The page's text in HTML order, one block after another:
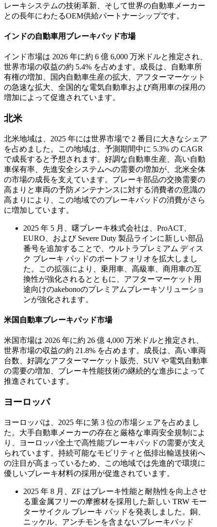
レーキシステムの技術革新、そして世界の自動車メーカー
との長年にわたるOEM供給パートナーシップです。
インドの自動車用ブレーキパッド市場
インド市場は 2026 年に約 6 億 6,000 万米ドルと推定され、
世界市場の収益の約 5.4% を占めます。成長は、自動車所
有権の増加、国内自動車生産の拡大、アフターマーケット
の急速な拡大、全国的な電気自動車および商用車の採用の
増加によって促進されています。
北米
北米地域は、2025 年には世界市場で 2 番目に大きなシェア
を占めました。この地域は、予測期間中に 5.3% の CAGR
で成長すると予想されます。好調な自動車生産、高い自動
車保有率、先進安全システムへの需要の増加が、北米全体
の市場の成長を支えています。ブレーキ部品の交換需要の
高まりと車両の予防メンテナンスに対する消費者の意識の
高まりにより、この地域でのブレーキパッドの消費がさら
に増加し​​ています。
2025 年 5 月、曙ブレーキ株式会社は、ProACT、
EURO、および Severe Duty 製品ラインに新しい部品
番号を追加することで、ウルトラプレミアム ディス
ク ブレーキ パッドのポートフォリオを拡大しまし
た。この拡張により、乗用車、高級車、商用車の互
換性が強化されるとともに、アフターマーケット用
途向けのakebonoのプレミアムブレーキソリューショ
ンが強化されます。
米国自動車ブレーキパッド市場
米国市場は 2026 年に約 26 億 4,000 万米ドルと推定され、
世界市場の収益の約 21.8% を占めます。成長は、高い車両
台数、好調なアフターマーケット販売、SUV や電気自動車
の需要の増加、ブレーキ性能技術の継続的な進歩によって
推進されています。
ヨーロッパ
ヨーロッパは、2025 年に第 3 位の市場シェアを占めまし
た。大手自動車メーカーの存在と厳格な車両安全規制によ
り、ヨーロッパ全土で高性能ブレーキパッドの需要が支え
られています。持続可能なモビリティと低排出輸送技術へ
の注目が高まっているため、この地域では先進的で環境に
優しいブレーキ材料の採用が促進されています。
2025 年 8 月、ZF はブレーキ性能と耐熱性を向上させ
る重金属フリーの摩擦材を採用した新しい TRW モー
ターサイクル ブレーキ パッドを発表しました。銅、
ニッケル、アンチモンを含まないブレーキパッド